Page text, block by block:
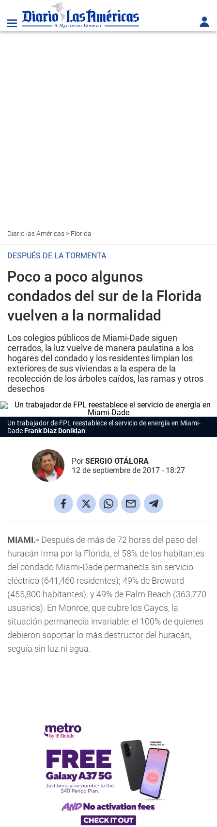
Diario las Américas> Florida
DESPUÉS DE LA TORMENTA
Poco a poco algunos
condados del sur de la Florida
vuelven a la normalidad
Los colegios públicos de Miami-Dade siguen
cerrados, la luz vuelve de manera paulatina a los
hogares del condado y los residentes limpian los
exteriores de sus viviendas a la espera de la
recolección de los árboles caídos, las ramas y otros
desechos
Un trabajador de FPL reestablece el servicio de energía en Miami-
DadeFrank Díaz Donikian
PorSERGIO OTÁLORA
12 de septiembre de 2017 - 18:27
MIAMI.- Después de más de 72 horas del paso del
huracán Irma por la Florida, el 58% de los habitantes
del condado Miami-Dade permanecía sin servicio
eléctrico (641,460 residentes); 49% de Broward
(455,800 habitantes); y 49% de Palm Beach (363,770
usuarios). En Monroe, que cubre los Cayos, la
situación permanecía invariable: el 100% de quienes
debieron soportar lo más destructor del huracán,
seguía sin luz ni agua.